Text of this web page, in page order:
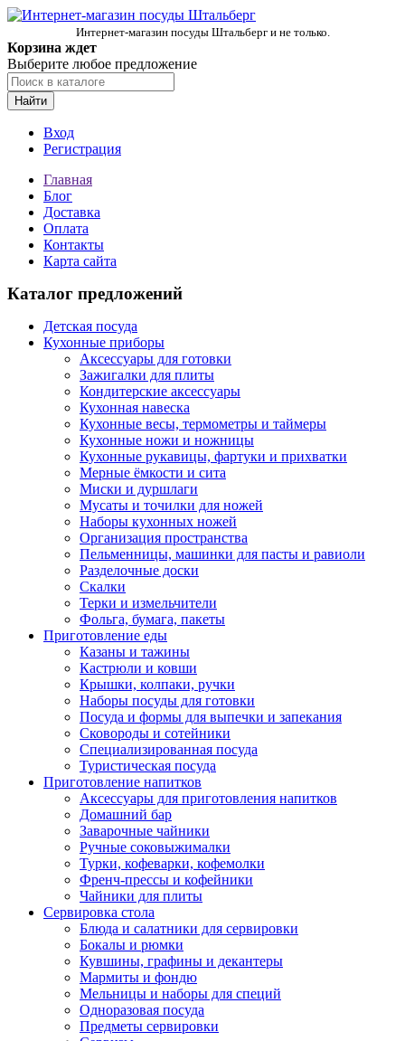
Интернет-магазин посуды Штальберг и не только.
Корзина ждет
Выберите любое предложение
Найти
Вход
Регистрация
Главная
Блог
Доставка
Оплата
Контакты
Карта сайта
Каталог предложений
Детская посуда
Кухонные приборы
Аксессуары для готовки
Зажигалки для плиты
Кондитерские аксессуары
Кухонная навеска
Кухонные весы, термометры и таймеры
Кухонные ножи и ножницы
Кухонные рукавицы, фартуки и прихватки
Мерные ёмкости и сита
Миски и дуршлаги
Мусаты и точилки для ножей
Наборы кухонных ножей
Организация пространства
Пельменницы, машинки для пасты и равиоли
Разделочные доски
Скалки
Терки и измельчители
Фольга, бумага, пакеты
Приготовление еды
Казаны и тажины
Кастрюли и ковши
Крышки, колпаки, ручки
Наборы посуды для готовки
Посуда и формы для выпечки и запекания
Сковороды и сотейники
Специализированная посуда
Туристическая посуда
Приготовление напитков
Аксессуары для приготовления напитков
Домашний бар
Заварочные чайники
Ручные соковыжималки
Турки, кофеварки, кофемолки
Френч-прессы и кофейники
Чайники для плиты
Сервировка стола
Блюда и салатники для сервировки
Бокалы и рюмки
Кувшины, графины и декантеры
Мармиты и фондю
Мельницы и наборы для специй
Одноразовая посуда
Предметы сервировки